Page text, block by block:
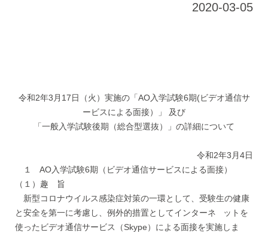
2020-03-05
令和2年3月17日（火）実施の「AO入学試験6期(ビデオ通信サ
ービスによる面接）」 及び
「一般入学試験後期（総合型選抜）」の詳細について
令和2年3月4日
１ AO入学試験6期（ビデオ通信サービスによる面接）
（１）趣 旨
新型コロナウイルス感染症対策の一環として、受験生の健康
と安全を第一に考慮し、例外的措置としてインターネ ットを
使ったビデオ通信サービス（Skype）による面接を実施しま